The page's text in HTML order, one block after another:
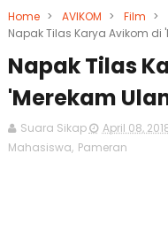
Home > AVIKOM > Film >
Napak Tilas Karya Avikom di
Napak Tilas
'Merekam
Suara Sikap April 08,
Mahasiswa, Pameran